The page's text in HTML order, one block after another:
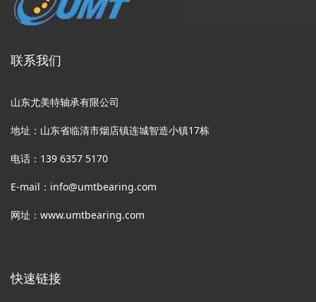
联系我们
山东尤美特轴承有限公司
地址：山东省临清市烟店镇连城智造小镇17栋
电话：139 6357 5170
E-mail：info@umtbearing.com
网址：www.umtbearing.com
快速链接